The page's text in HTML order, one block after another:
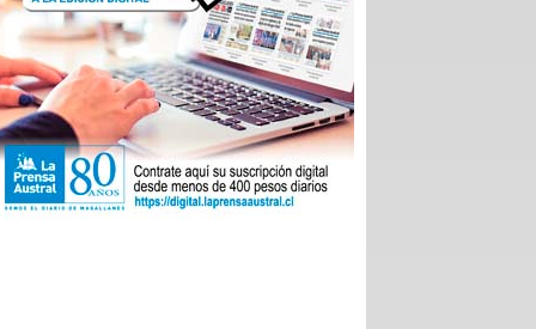
Esta dinámica es fundamental para que pequeños
y medianos proveedores, tanto locales como
nacionales, puedan presentar sus innovaciones
directamente a los operadores que definen la
oferta de la temporada 2026-2027.
La feria ha permitido romper las barreras
tradicionales de intermediación. Al habilitar tres
salones de exposición para dar respuesta al alto
interés de los participantes, se generó un
ecosistema donde convivieron distribuidoras